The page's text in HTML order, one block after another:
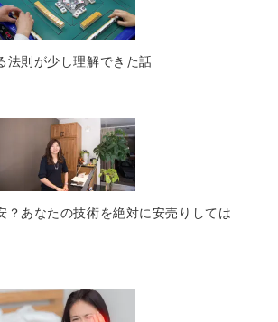
法則が少し理解できた話
？あなたの技術を絶対に安売りしては